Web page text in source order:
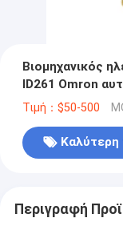
Βιομηχανικός
ID261 Omron
Τιμή：$50-500
Καλύτερη
Περιγραφή